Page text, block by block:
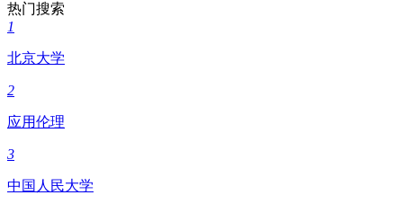
热门搜索
1
北京大学
2
应用伦理
3
中国人民大学